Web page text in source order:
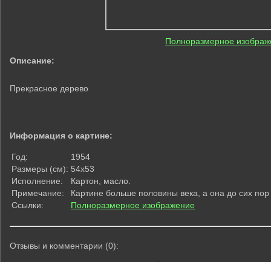
Полноразмерное
Описание:
Прекрасное дерево
Информация о картине:
Год:
1954
Размеры (см): 54х53
Исполнение:
Картон, масло.
Примечание:
Картине больше половины века, а она до сих пор
Ссылки:
Полноразмерное изображение
Отзывы и комментарии (0):